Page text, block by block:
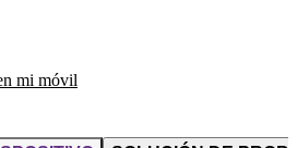
mi móvil